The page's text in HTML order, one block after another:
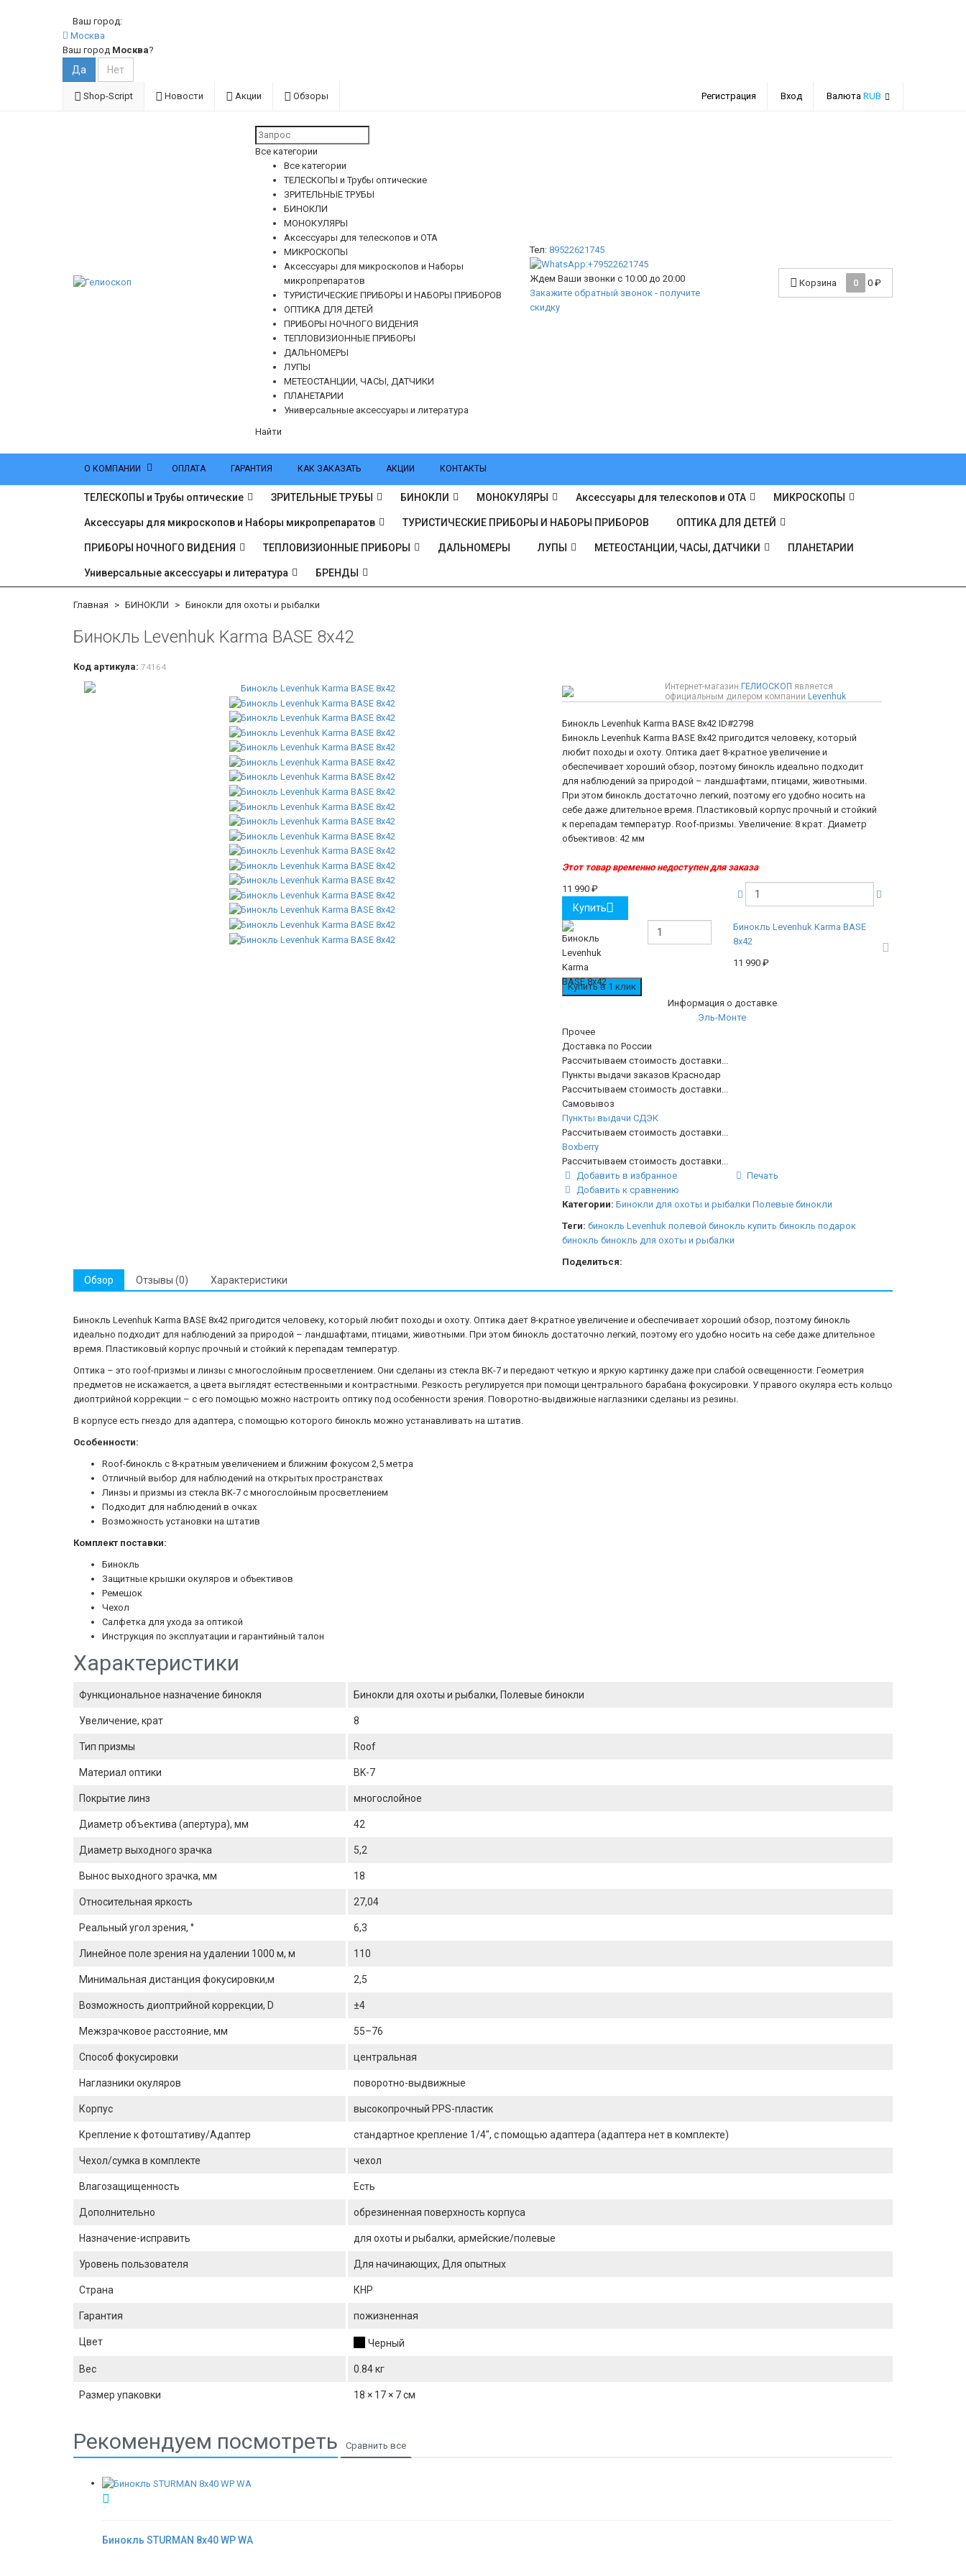
Ваш город:
Москва
Ваш город Москва?
Shop-Script Новости Акции Обзоры Регистрация Вход Валюта RUB
Все категории
Все категории
ТЕЛЕСКОПЫ и Трубы оптические
ЗРИТЕЛЬНЫЕ ТРУБЫ
БИНОКЛИ
МОНОКУЛЯРЫ
Аксессуары для телескопов и ОТА
МИКРОСКОПЫ
Аксессуары для микроскопов и Наборы
микропрепаратов
ТУРИСТИЧЕСКИЕ ПРИБОРЫ И НАБОРЫ ПРИБОРОВ
ОПТИКА ДЛЯ ДЕТЕЙ
ПРИБОРЫ НОЧНОГО ВИДЕНИЯ
ТЕПЛОВИЗИОННЫЕ ПРИБОРЫ
ДАЛЬНОМЕРЫ
ЛУПЫ
МЕТЕОСТАНЦИИ, ЧАСЫ, ДАТЧИКИ
ПЛАНЕТАРИИ
Универсальные аксессуары и литература
Найти
Тел: 89522621745
Ждем Ваши звонки с 10:00 до 20:00
Закажите обратный звонок - получите
скидку
Корзина 0 0 ₽
О КОМПАНИИ ОПЛАТА ГАРАНТИЯ КАК ЗАКАЗАТЬ АКЦИИ КОНТАКТЫ
ТЕЛЕСКОПЫ и Трубы оптические ЗРИТЕЛЬНЫЕ ТРУБЫ БИНОКЛИ МОНОКУЛЯРЫ Аксессуары для телескопов и ОТА МИКРОСКОПЫ
Аксессуары для микроскопов и Наборы микропрепаратов ТУРИСТИЧЕСКИЕ ПРИБОРЫ И НАБОРЫ ПРИБОРОВ ОПТИКА ДЛЯ ДЕТЕЙ
ПРИБОРЫ НОЧНОГО ВИДЕНИЯ ТЕПЛОВИЗИОННЫЕ ПРИБОРЫ ДАЛЬНОМЕРЫ ЛУПЫ МЕТЕОСТАНЦИИ, ЧАСЫ, ДАТЧИКИ ПЛАНЕТАРИИ
Универсальные аксессуары и литература БРЕНДЫ
Главная БИНОКЛИ Бинокли для охоты и рыбалки
Бинокль Levenhuk Karma BASE 8x42
Код артикула: 74164
Интернет-магазин ГЕЛИОСКОП является
официальным дилером компании Levenhuk
Бинокль Levenhuk Karma BASE 8x42 ID#2798
Бинокль Levenhuk Karma BASE 8x42 пригодится человеку, который
любит походы и охоту. Оптика дает 8-кратное увеличение и
обеспечивает хороший обзор, поэтому бинокль идеально подходит
для наблюдений за природой – ландшафтами, птицами, животными.
При этом бинокль достаточно легкий, поэтому его удобно носить на
себе даже длительное время. Пластиковый корпус прочный и стойкий
к перепадам температур. Roof-призмы. Увеличение: 8 крат. Диаметр
объективов: 42 мм
Этот товар временно недоступен для заказа
11 990 ₽
Купить
Бинокль Levenhuk Karma BASE
8x42
11 990 ₽
Информация о доставке
Эль-Монте
Прочее
Доставка по России
Рассчитываем стоимость доставки...
Пункты выдачи заказов Краснодар
Рассчитываем стоимость доставки...
Самовывоз
Пункты выдачи СДЭК
Рассчитываем стоимость доставки...
Boxberry
Рассчитываем стоимость доставки...
Добавить в избранное
Печать
Добавить к сравнению
Категории: Бинокли для охоты и рыбалки Полевые бинокли
Теги: бинокль Levenhuk полевой бинокль купить бинокль подарок
бинокль бинокль для охоты и рыбалки
Поделиться:
Обзор Отзывы (0) Характеристики
Бинокль Levenhuk Karma BASE 8x42 пригодится человеку, который любит походы и охоту. Оптика дает 8-кратное увеличение и обеспечивает хороший обзор, поэтому бинокль
идеально подходит для наблюдений за природой – ландшафтами, птицами, животными. При этом бинокль достаточно легкий, поэтому его удобно носить на себе даже длительное
время. Пластиковый корпус прочный и стойкий к перепадам температур.
Оптика – это roof-призмы и линзы с многослойным просветлением. Они сделаны из стекла BK-7 и передают четкую и яркую картинку даже при слабой освещенности. Геометрия
предметов не искажается, а цвета выглядят естественными и контрастными. Резкость регулируется при помощи центрального барабана фокусировки. У правого окуляра есть кольцо
диоптрийной коррекции – с его помощью можно настроить оптику под особенности зрения. Поворотно-выдвижные наглазники сделаны из резины.
В корпусе есть гнездо для адаптера, с помощью которого бинокль можно устанавливать на штатив.
Особенности:
Roof-бинокль с 8-кратным увеличением и ближним фокусом 2,5 метра
Отличный выбор для наблюдений на открытых пространствах
Линзы и призмы из стекла BK-7 с многослойным просветлением
Подходит для наблюдений в очках
Возможность установки на штатив
Комплект поставки:
Бинокль
Защитные крышки окуляров и объективов
Ремешок
Чехол
Салфетка для ухода за оптикой
Инструкция по эксплуатации и гарантийный талон
Характеристики
Функциональное назначение бинокля Бинокли для охоты и рыбалки, Полевые бинокли
Увеличение, крат 8
Тип призмы Roof
Материал оптики BK-7
Покрытие линз многослойное
Диаметр объектива (апертура), мм 42
Диаметр выходного зрачка 5,2
Вынос выходного зрачка, мм 18
Относительная яркость 27,04
Реальный угол зрения, ° 6,3
Линейное поле зрения на удалении 1000 м, м 110
Минимальная дистанция фокусировки,м 2,5
Возможность диоптрийной коррекции, D ±4
Межзрачковое расстояние, мм 55–76
Способ фокусировки центральная
Наглазники окуляров поворотно-выдвижные
Корпус высокопрочный PPS-пластик
Крепление к фотоштативу/Адаптер стандартное крепление 1/4", с помощью адаптера (адаптера нет в комплекте)
Чехол/сумка в комплекте чехол
Влагозащищенность Есть
Дополнительно обрезиненная поверхность корпуса
Назначение-исправить для охоты и рыбалки, армейские/полевые
Уровень пользователя Для начинающих, Для опытных
Страна КНР
Гарантия пожизненная
Цвет Черный
Вес 0.84 кг
Размер упаковки 18 × 17 × 7 см
Рекомендуем посмотреть
Бинокль STURMAN 8x40 WP WA